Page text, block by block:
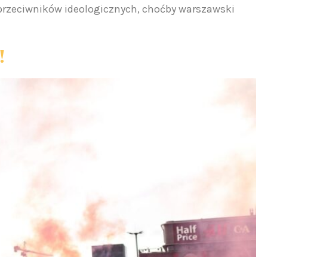
ideologicznych, choćby warszawski